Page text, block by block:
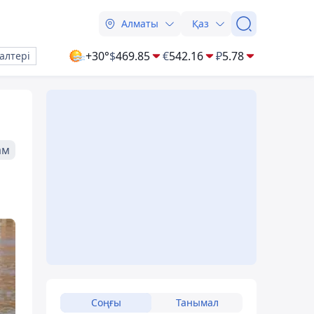
Алматы Қаз
+30°$469.85 €542.16 ₽5.78
Соңғы Танымал